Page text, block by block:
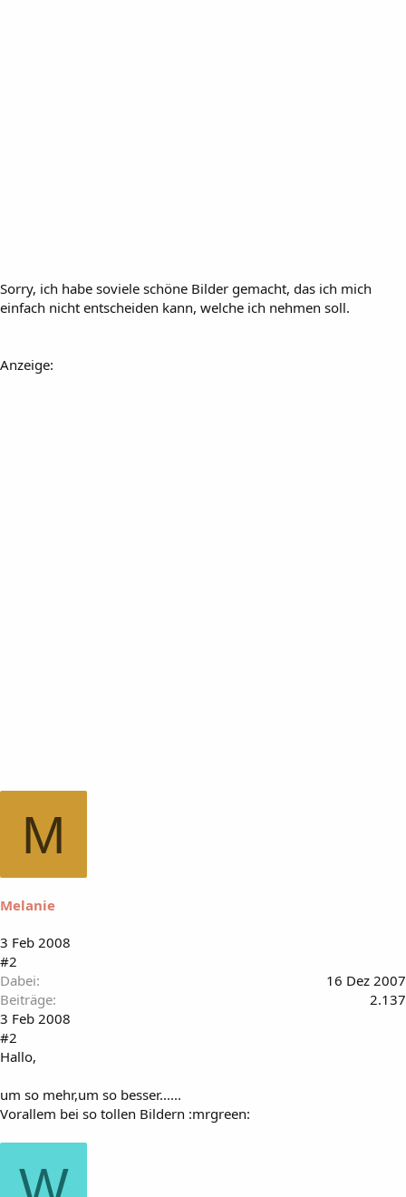
Sorry, ich habe soviele schöne Bilder gemacht, das ich mich
einfach nicht entscheiden kann, welche ich nehmen soll.
Anzeige:
M
Melanie
3 Feb 2008
#2
Dabei
16 Dez 2007
Beiträge
2.137
3 Feb 2008
#2
Hallo,
um so mehr,um so besser......
Vorallem bei so tollen Bildern :mrgreen: